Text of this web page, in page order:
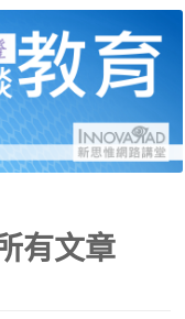
我們來
依橙醫師，分別
個面向，說明當
與回覆。
有文章